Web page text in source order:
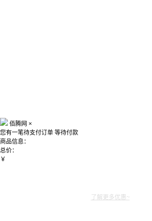
佰腾网 ×
您有一笔待支付订单 等待付款
商品信息：
总价：
￥
了解更多优惠~